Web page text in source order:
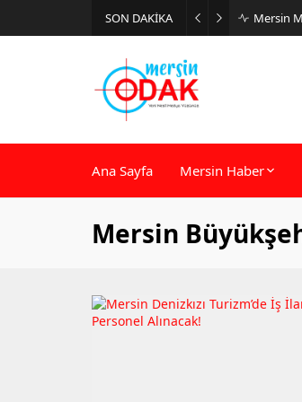
SON DAKİKA Mersin
Ana Sayfa Mersin Haber
Mersin